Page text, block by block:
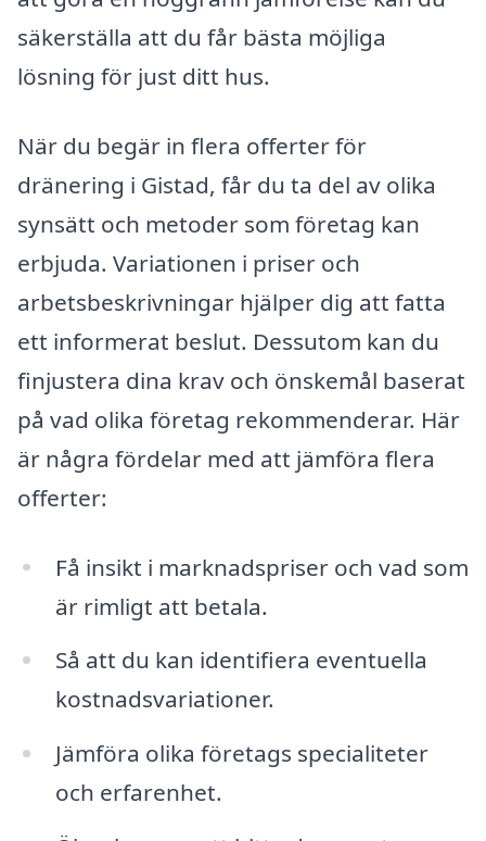
säkerställa att du får bästa möjliga
lösning för just ditt hus.
När du begär in flera offerter för
dränering i Gistad, får du ta del av olika
synsätt och metoder som företag kan
erbjuda. Variationen i priser och
arbetsbeskrivningar hjälper dig att fatta
ett informerat beslut. Dessutom kan du
finjustera dina krav och önskemål baserat
på vad olika företag rekommenderar. Här
är några fördelar med att jämföra flera
offerter:
Få insikt i marknadspriser och vad som
är rimligt att betala.
Så att du kan identifiera eventuella
kostnadsvariationer.
Jämföra olika företags specialiteter
och erfarenhet.